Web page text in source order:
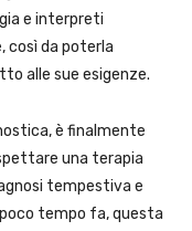
e interpreti
così da poterla
alle sue esigenze.
è finalmente
una terapia
tempestiva e
tempo fa, questa